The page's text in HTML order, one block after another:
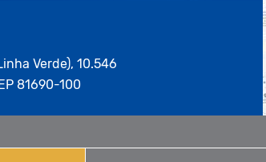
Verde), 10.546
81690-100